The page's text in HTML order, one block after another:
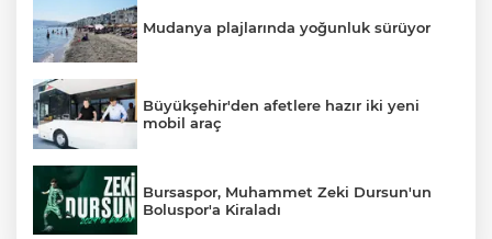
Mudanya plajlarında yoğunluk sürüyor
Büyükşehir'den afetlere hazır iki yeni
mobil araç
Bursaspor, Muhammet Zeki Dursun'un
Boluspor'a Kiraladı